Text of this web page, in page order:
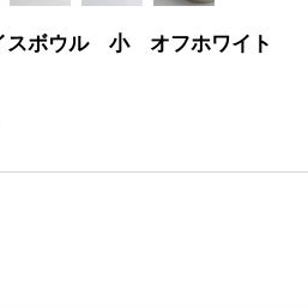
スボウル 小 オフホワイト